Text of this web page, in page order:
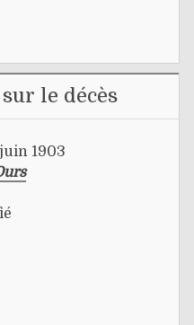
le décès
1903